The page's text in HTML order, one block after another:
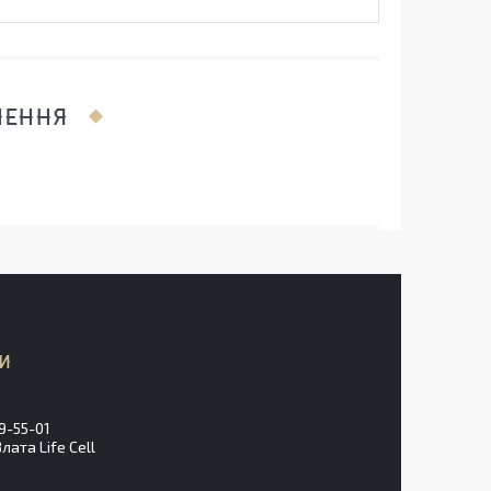
55-01
Life Cell